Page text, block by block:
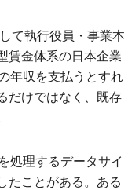
て執行役員・事業本
賃金体系の日本企業
年収を支払うとすれ
だけではなく、既存
処理するデータサイ
たことがある。ある